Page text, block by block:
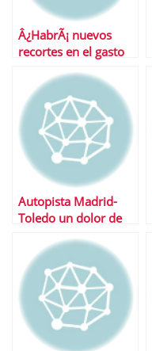
Â¿HabrÃ¡ nuevos
recortes en el gasto
Autopista Madrid-
Toledo un dolor de
Gobierno